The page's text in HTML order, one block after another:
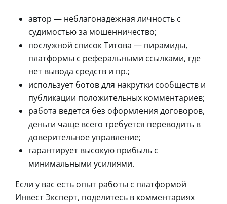
автор — неблагонадежная личность с
судимостью за мошенничество;
послужной список Титова — пирамиды,
платформы с реферальными ссылками, где
нет вывода средств и пр.;
использует ботов для накрутки сообществ и
публикации положительных комментариев;
работа ведется без оформления договоров,
деньги чаще всего требуется переводить в
доверительное управление;
гарантирует высокую прибыль с
минимальными усилиями.
Если у вас есть опыт работы с платформой
Инвест Эксперт, поделитесь в комментариях